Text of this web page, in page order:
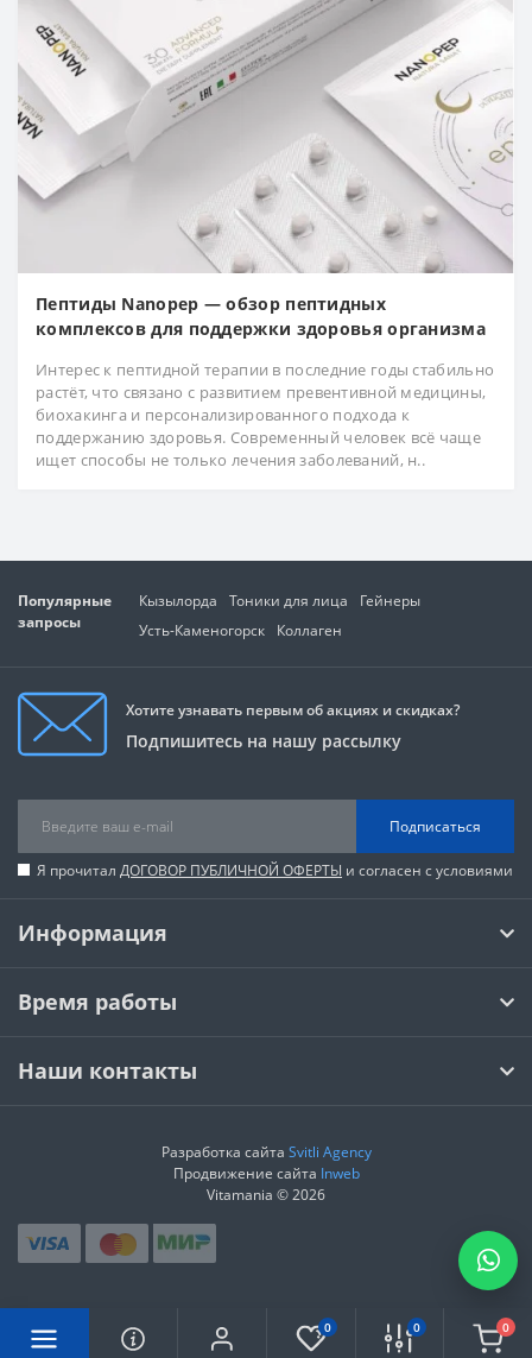
0 0 0
Пептиды Nanopep — обзор пептидных
комплексов для поддержки здоровья организма
Интерес к пептидной терапии в последние годы стабильно
растёт, что связано с развитием превентивной медицины,
биохакинга и персонализированного подхода к
поддержанию здоровья. Современный человек всё чаще
ищет способы не только лечения заболеваний, н..
Популярные
запросы
Кызылорда Тоники для лица
Гейнеры
Усть-Каменогорск
Коллаген
Хотите узнавать первым об акциях и скидках?
Подпишитесь на нашу рассылку
Подписаться
Я прочитал ДОГОВОР ПУБЛИЧНОЙ ОФЕРТЫ и согласен с условиями
Информация
Время работы
Наши контакты
Разработка сайта Svitli Agency
Продвижение сайта Inweb
Vitamania © 2026